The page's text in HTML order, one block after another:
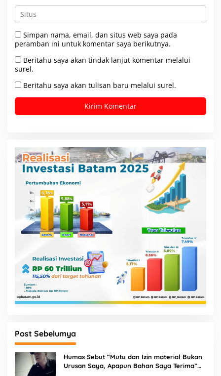
Simpan nama, email, dan situs web saya pada
peramban ini untuk komentar saya berikutnya.
Beritahu saya akan tindak lanjut komentar melalui
surel.
Beritahu saya akan tulisan baru melalui surel.
Post Sebelumya
Humas Sebut “Mutu dan Izin material Bukan
Urusan Saya, Apapun Bahan Saya Terima”